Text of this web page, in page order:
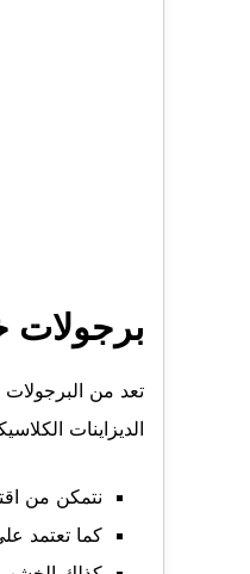
برجولات
تعد من البرجولات
الديزاينات
نتمكن من
كما تعتمد